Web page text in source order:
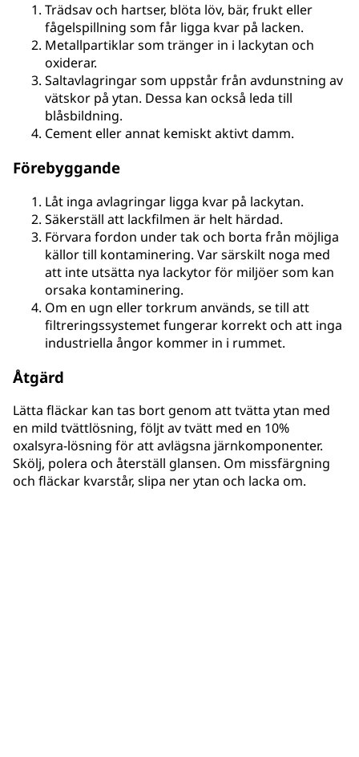
Trädsav och hartser, blöta löv, bär, frukt eller
fågelspillning som får ligga kvar på lacken.
Metallpartiklar som tränger in i lackytan och
oxiderar.
Saltavlagringar som uppstår från avdunstning av
vätskor på ytan. Dessa kan också leda till
blåsbildning.
Cement eller annat kemiskt aktivt damm.
Förebyggande
Låt inga avlagringar ligga kvar på lackytan.
Säkerställ att lackfilmen är helt härdad.
Förvara fordon under tak och borta från möjliga
källor till kontaminering. Var särskilt noga med
att inte utsätta nya lackytor för miljöer som kan
orsaka kontaminering.
Om en ugn eller torkrum används, se till att
filtreringssystemet fungerar korrekt och att inga
industriella ångor kommer in i rummet.
Åtgärd
Lätta fläckar kan tas bort genom att tvätta ytan med
en mild tvättlösning, följt av tvätt med en 10%
oxalsyra-lösning för att avlägsna järnkomponenter.
Skölj, polera och återställ glansen. Om missfärgning
och fläckar kvarstår, slipa ner ytan och lacka om.